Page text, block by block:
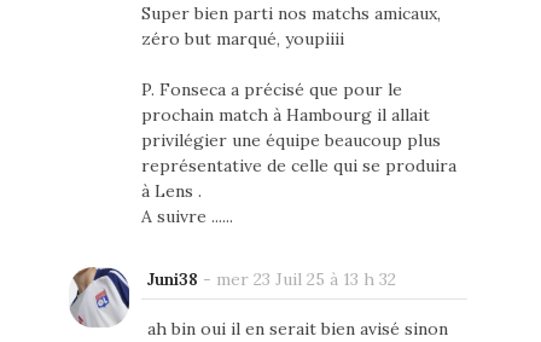
Super bien parti nos matchs amicaux,
zéro but marqué, youpiiii
P. Fonseca a précisé que pour le
prochain match à Hambourg il allait
privilégier une équipe beaucoup plus
représentative de celle qui se produira
à Lens .
A suivre ......
Juni38 - mer 23 Juil 25 à 13 h 32
ah bin oui il en serait bien avisé sinon